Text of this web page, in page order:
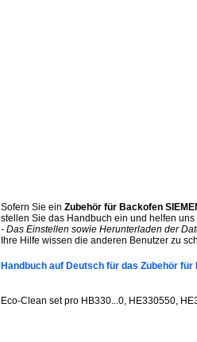
Sofern Sie ein Zubehör für Backofen
stellen Sie das Handbuch ein und helfen
- Das Einstellen sowie Herunterladen der
Ihre Hilfe wissen die anderen Benutzer zu
Handbuch auf Deutsch für das Zubehör für
Eco-Clean set pro HB330...0, HE330550,